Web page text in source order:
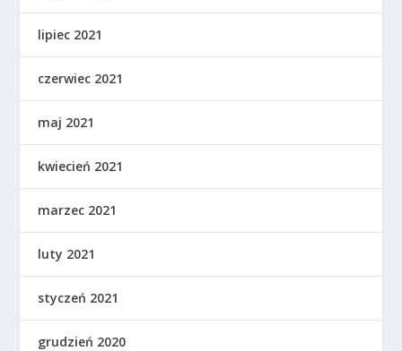
lipiec 2021
czerwiec 2021
maj 2021
kwiecień 2021
marzec 2021
luty 2021
styczeń 2021
grudzień 2020